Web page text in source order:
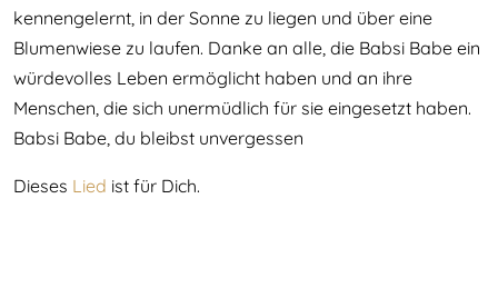
kennengelernt, in der Sonne zu liegen und über eine
Blumenwiese zu laufen. Danke an alle, die Babsi Babe ein
würdevolles Leben ermöglicht haben und an ihre
Menschen, die sich unermüdlich für sie eingesetzt haben.
Babsi Babe, du bleibst unvergessen
Dieses Lied ist für Dich.